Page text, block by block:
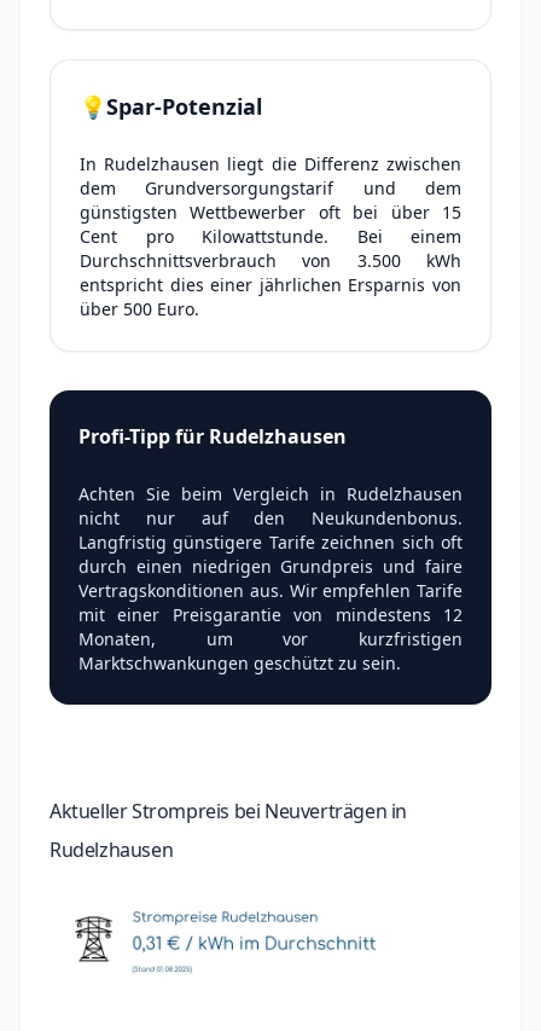
💡Spar-Potenzial
In Rudelzhausen liegt die Differenz zwischen
dem Grundversorgungstarif und dem
günstigsten Wettbewerber oft bei über 15
Cent pro Kilowattstunde. Bei einem
Durchschnittsverbrauch von 3.500 kWh
entspricht dies einer jährlichen Ersparnis von
über 500 Euro.
Profi-Tipp für Rudelzhausen
Achten Sie beim Vergleich in Rudelzhausen
nicht nur auf den Neukundenbonus.
Langfristig günstigere Tarife zeichnen sich oft
durch einen niedrigen Grundpreis und faire
Vertragskonditionen aus. Wir empfehlen Tarife
mit einer Preisgarantie von mindestens 12
Monaten, um vor kurzfristigen
Marktschwankungen geschützt zu sein.
Aktueller Strompreis bei Neuverträgen in
Rudelzhausen